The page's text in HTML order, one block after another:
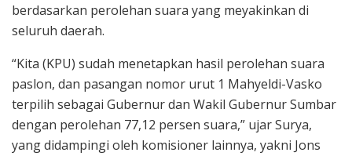
berdasarkan perolehan suara yang meyakinkan di
seluruh daerah.
“Kita (KPU) sudah menetapkan hasil perolehan suara
paslon, dan pasangan nomor urut 1 Mahyeldi-Vasko
terpilih sebagai Gubernur dan Wakil Gubernur Sumbar
dengan perolehan 77,12 persen suara,” ujar Surya,
yang didampingi oleh komisioner lainnya, yakni Jons